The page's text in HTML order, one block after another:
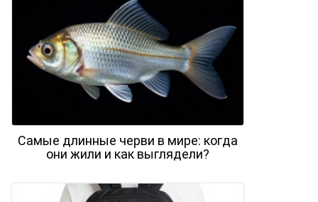
Самые длинные черви в мире: когда
они жили и как выглядели?